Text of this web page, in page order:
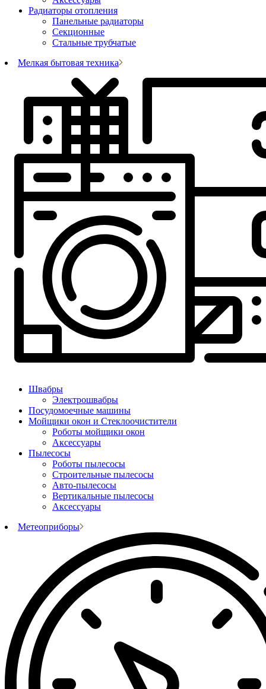
Радиаторы отопления
Панельные радиаторы
Секционные
Стальные трубчатые
Мелкая бытовая техника
Швабры
Электрошвабры
Посудомоечные машины
Мойщики окон и Стеклоочистители
Роботы мойщики окон
Аксессуары
Пылесосы
Роботы пылесосы
Строительные пылесосы
Авто-пылесосы
Вертикальные пылесосы
Аксессуары
Метеоприборы